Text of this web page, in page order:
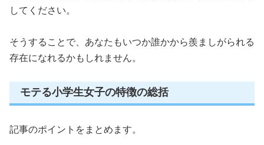
してください。
そうすることで、あなたもいつか誰かから羨ましがられる
存在になれるかもしれません。
モテる小学生女子の特徴の総括
記事のポイントをまとめます。